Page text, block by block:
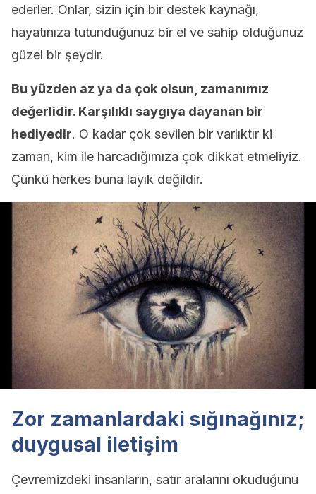
ederler. Onlar, sizin için bir destek kaynağı,
hayatınıza tutunduğunuz bir el ve sahip olduğunuz
güzel bir şeydir.
Bu yüzden az ya da çok olsun, zamanımız
değerlidir. Karşılıklı saygıya dayanan bir
hediyedir. O kadar çok sevilen bir varlıktır ki
zaman, kim ile harcadığımıza çok dikkat etmeliyiz.
Çünkü herkes buna layık değildir.
Zor zamanlardaki sığınağınız;
duygusal iletişim
Çevremizdeki insanların, satır aralarını okuduğunu